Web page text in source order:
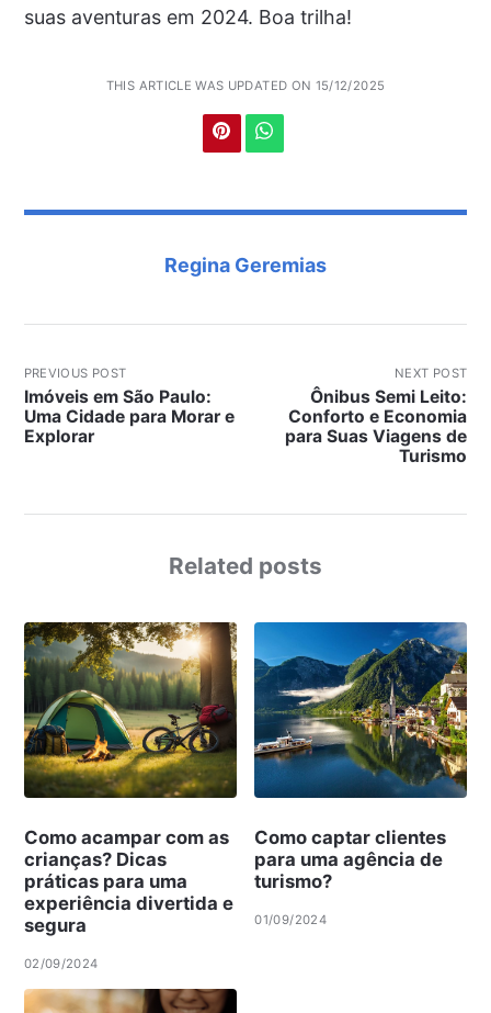
suas aventuras em 2024. Boa trilha!
THIS ARTICLE WAS UPDATED ON 15/12/2025
Regina Geremias
PREVIOUS POST
Imóveis em São Paulo:
Uma Cidade para Morar e
Explorar
NEXT POST
Ônibus Semi Leito:
Conforto e Economia
para Suas Viagens de
Turismo
Related posts
Como acampar com as
crianças? Dicas
práticas para uma
experiência divertida e
segura
02/09/2024
Como captar clientes
para uma agência de
turismo?
01/09/2024